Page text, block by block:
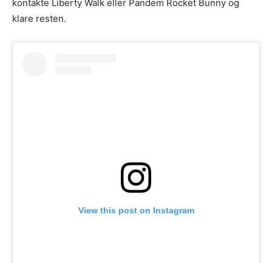
kontakte Liberty Walk eller Pandem Rocket Bunny og
klare resten.
View this post on Instagram